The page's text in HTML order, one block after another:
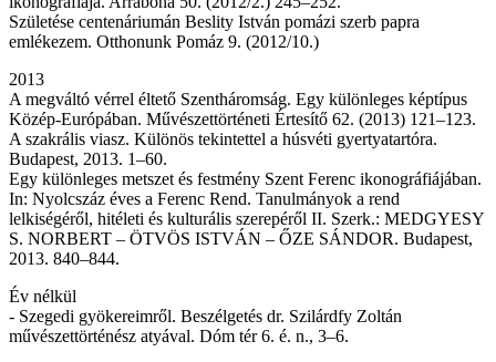
Születése centenáriumán Beslity István pomázi szerb papra
emlékezem. Otthonunk Pomáz 9. (2012/10.)
2013
A megváltó vérrel éltető Szentháromság. Egy különleges képtípus
Közép-Európában. Művészettörténeti Értesítő 62. (2013) 121–123.
A szakrális viasz. Különös tekintettel a húsvéti gyertyatartóra.
Budapest, 2013. 1–60.
Egy különleges metszet és festmény Szent Ferenc ikonográfiájában.
In: Nyolcszáz éves a Ferenc Rend. Tanulmányok a rend
lelkiségéről, hitéleti és kulturális szerepéről II. Szerk.: MEDGYESY
S. NORBERT – ÖTVÖS ISTVÁN – ŐZE SÁNDOR. Budapest,
2013. 840–844.
Év nélkül
- Szegedi gyökereimről. Beszélgetés dr. Szilárdfy Zoltán
művészettörténész atyával. Dóm tér 6. é. n., 3–6.